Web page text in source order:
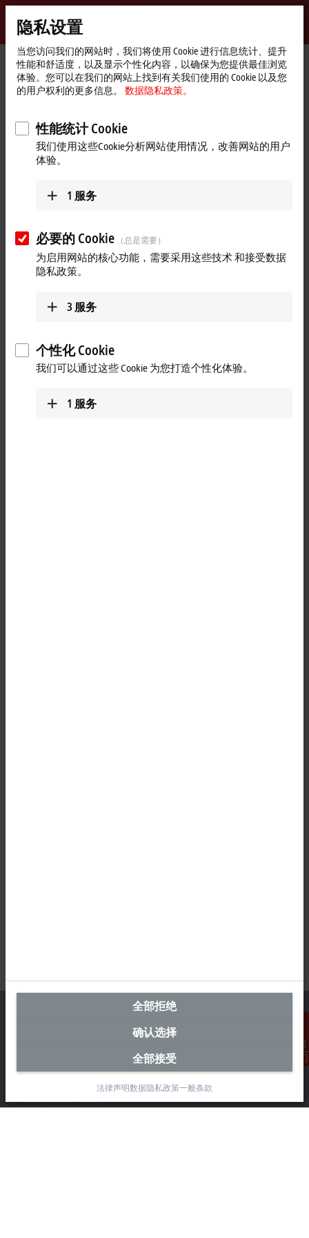
Beckhoff
-
自
动
化
技
术
Start
page
Support Download finder Search result
联系我们
My bookmark list
To the bookmark list
毕孚自动化设备贸易(上海)有限公司
市北智汇园4号楼
静安区汶水路 299 弄 9-10 号
隐私设置
当您访问我们的网站时，我们将使用 Cookie 进行信息统计、提升
性能和舒适度，以及显示个性化内容，以确保为您提供最佳浏览
体验。您可以在我们的网站上找到有关我们使用的 Cookie 以及您
的用户权利的更多信息。
数据隐私政策。
性能统计 Cookie
我们使用这些Cookie分析网站使用情况，改善网站的用户
体验。
1 服务
必要的 Cookie （总是需要）
为启用网站的核心功能，需要采用这些技术 和接受数据
隐私政策。
3 服务
个性化 Cookie
我们可以通过这些 Cookie 为您打造个性化体验。
1 服务
全部拒绝
确认选择
全部接受
法律声明数据隐私政策一般条款